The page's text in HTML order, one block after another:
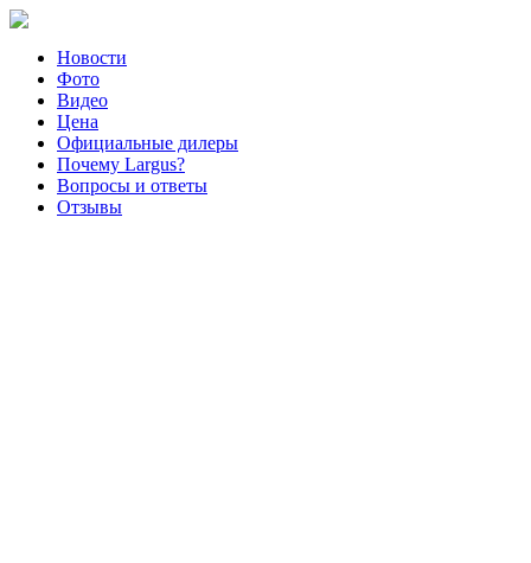
Новости
Фото
Видео
Цена
Официальные дилеры
Почему Largus?
Вопросы и ответы
Отзывы